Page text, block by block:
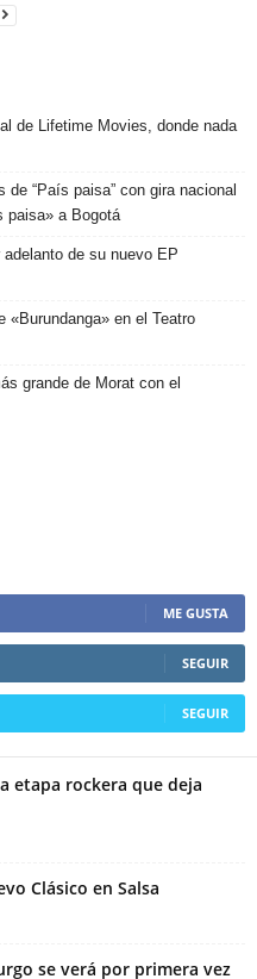
de Lifetime Movies, donde nada
“País paisa” con gira nacional
paisa» a Bogotá
adelanto de su nuevo EP
«Burundanga» en el Teatro
grande de Morat con el
ME GUSTA
SEGUIR
SEGUIR
etapa rockera que deja
Clásico en Salsa
se verá por primera vez